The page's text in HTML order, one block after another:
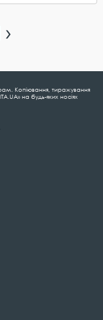
Копіювання, тиражування
на будь-яких носіях